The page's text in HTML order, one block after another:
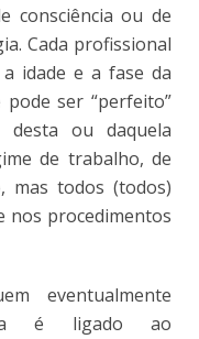
consciência ou de
Cada profissional
idade e a fase da
ser “perfeito”
ou daquela
de trabalho, de
mas todos (todos)
nos procedimentos
eventualmente
é ligado ao